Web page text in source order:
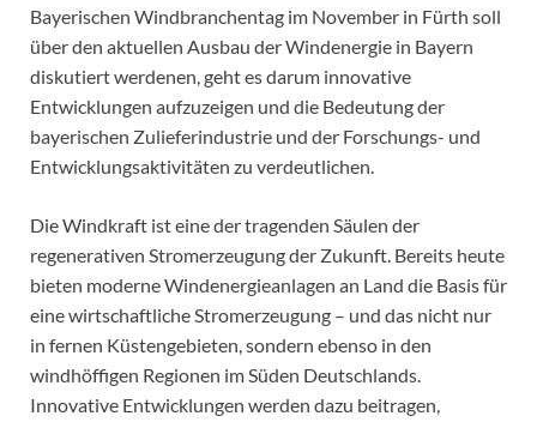
Bayerischen Windbranchentag im November in Fürth soll
über den aktuellen Ausbau der Windenergie in Bayern
diskutiert werdenen, geht es darum innovative
Entwicklungen aufzuzeigen und die Bedeutung der
bayerischen Zulieferindustrie und der Forschungs- und
Entwicklungsaktivitäten zu verdeutlichen.
Die Windkraft ist eine der tragenden Säulen der
regenerativen Stromerzeugung der Zukunft. Bereits heute
bieten moderne Windenergieanlagen an Land die Basis für
eine wirtschaftliche Stromerzeugung – und das nicht nur
in fernen Küstengebieten, sondern ebenso in den
windhöffigen Regionen im Süden Deutschlands.
Innovative Entwicklungen werden dazu beitragen,